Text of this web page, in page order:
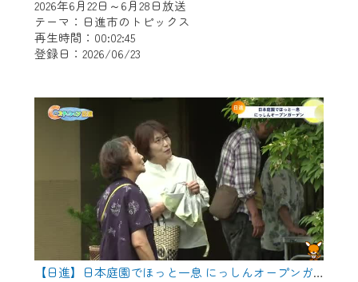
2026年6月22日～6月28日放送
テーマ：日進市のトピックス
再生時間：00:02:45
登録日：2026/06/23
【日進】日本庭園でほっと一息 にっしんオープンガーデン
CCNetWebTVのリニューアルにともないメ
ンテナンス作業を予定しています。
作業の間は、CCNetWebTVの画面が「メン
テナンス中」になり、ご利用いただけませ
ご不便をおかけいたしますが、ご了承の程
よろしくお願いいたします。